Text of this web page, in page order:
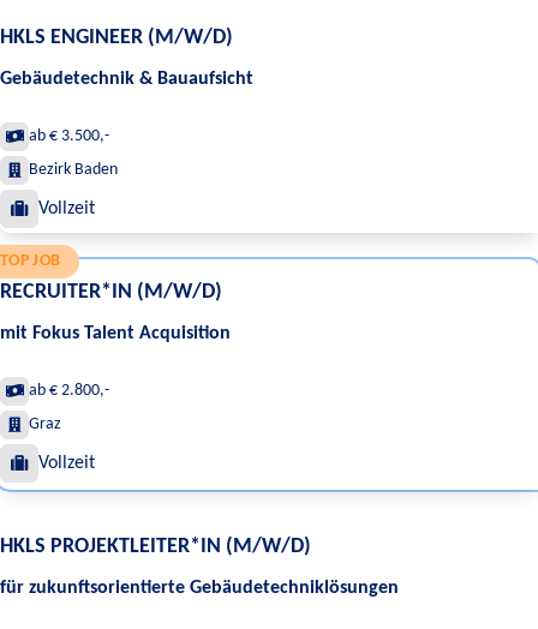
HKLS ENGINEER (M/W/D)
Gebäudetechnik & Bauaufsicht
ab € 3.500,-
Bezirk Baden
Vollzeit
TOP JOB
RECRUITER*IN (M/W/D)
mit Fokus Talent Acquisition
ab € 2.800,-
Graz
Vollzeit
HKLS PROJEKTLEITER*IN (M/W/D)
für zukunftsorientierte Gebäudetechniklösungen